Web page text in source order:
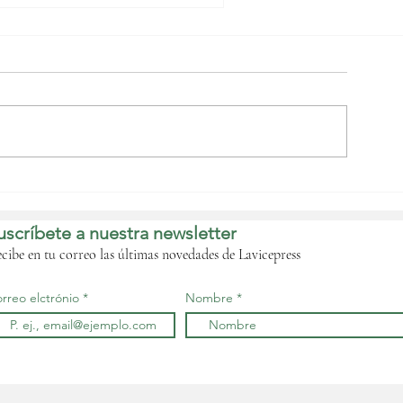
Comisión de la
acuerdan
instrumentos jurídicos
a nuestra newsletter
en tu correo las últimas novedades de Lavicepress
elctrónio Nombre